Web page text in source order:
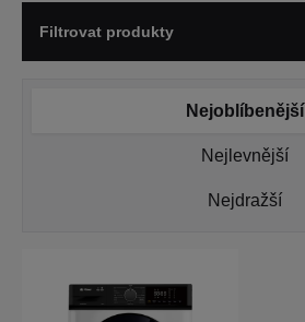
Filtrovat produkty
Nejoblíbenější
Nejlevnější
Nejdražší